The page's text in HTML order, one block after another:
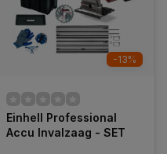
-13%
Einhell Professional
Accu Invalzaag - SET